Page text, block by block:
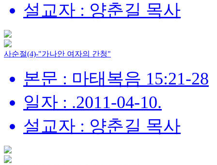
설교자 : 양춘길 목사
사순절(4)-"가나안 여자의 간청"
본문 : 마태복음 15:21-28
일자 : .2011-04-10.
설교자 : 양춘길 목사